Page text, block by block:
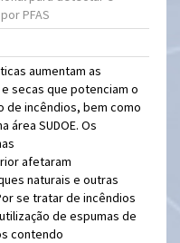
PFAS
aumentam as
secas que potenciam o
de incêndios, bem como
área SUDOE. Os
afetaram
naturais e outras
se tratar de incêndios
de espumas de
contendo